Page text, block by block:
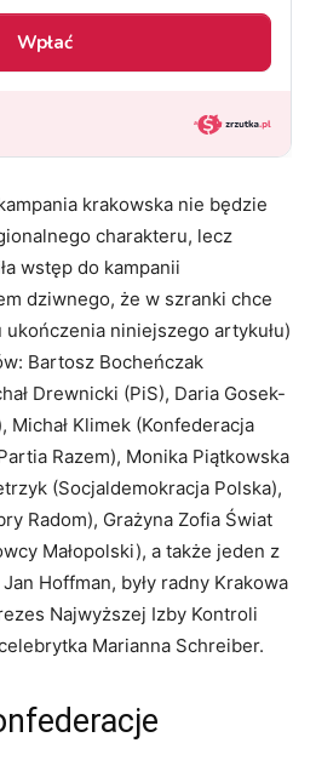
krakowska nie będzie
charakteru, lecz
wstęp do kampanii
dziwnego, że w szranki chce
niniejszego artykułu)
Bartosz Bocheńczak
Drewnicki (PiS), Daria Gosek-
Michał Klimek (Konfederacja
Razem), Monika Piątkowska
(Socjaldemokracja Polska),
Radom), Grażyna Zofia Świat
Małopolski), a także jeden z
Hoffman, były radny Krakowa
Najwyższej Izby Kontroli
Marianna Schreiber.